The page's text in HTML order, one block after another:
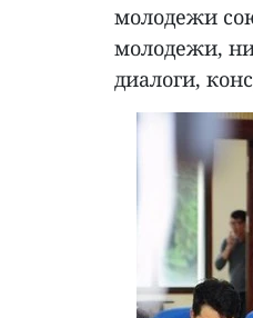
молодежи
молодежи,
диалоги,